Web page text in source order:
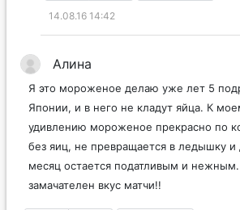
14.08.16 14:42
Алина
Я это мороженое делаю уже лет 5
Японии, и в него не кладут яйца. К
удивлению мороженое прекрасно по
без яиц, не превращается в ледышку и
месяц остается податливым и
замачателен вкус матчи!!